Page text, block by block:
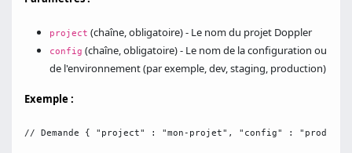
project (chaîne, obligatoire) - Le nom du projet Doppler
config (chaîne, obligatoire) - Le nom de la configuration ou
de l'environnement (par exemple, dev, staging, production)
Exemple :
// Demande { "project" : "mon-projet", "config" : "production" }